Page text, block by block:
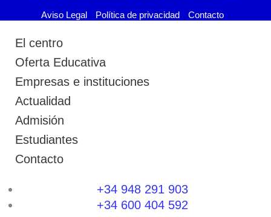
Aviso Legal Política de privacidad Contacto
El centro
Oferta Educativa
Empresas e instituciones
Actualidad
Admisión
Estudiantes
Contacto
+34 948 291 903
+34 600 404 592